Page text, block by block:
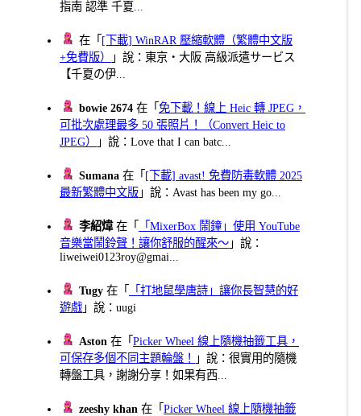
指南 認準 千夏...
在「 [下載] WinRAR 壓縮軟體（繁體中文版
+免費版）
」說：東京・大阪 高級派遣サービス
【千夏の伊...
bowie 2674 在「免下載！線上 Heic 轉 JPEG，
可批次處理最多 50 張照片！（Convert Heic to
JPEG）
」說：Love that I can batc...
Sumana 在「 [下載] avast! 免費防毒軟體 2025
最新繁體中文版 」說：Avast has been my go...
李紹煒在「
「MixerBox 鬧鐘」使用 YouTube
音樂當鬧鈴聲！讓你舒服的醒來～ 」說：
liweiwei0123roy@gmai...
Tugy 在「
「打地鼠學唐詩」讓你長智慧的好
遊戲 」說：uugi
Aston 在「Picker Wheel 線上隨機抽籤工具，
可保存多個不同主題輪盤！
」說：很實用的隨機
轉盤工具，謝謝分享！如果有西...
zeeshy khan 在「Picker Wheel 線上隨機抽籤